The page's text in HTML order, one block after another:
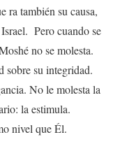
ra también su causa,
Pero cuando se
no se molesta.
sobre su integridad.
No le molesta la
la estimula.
nivel que Él.